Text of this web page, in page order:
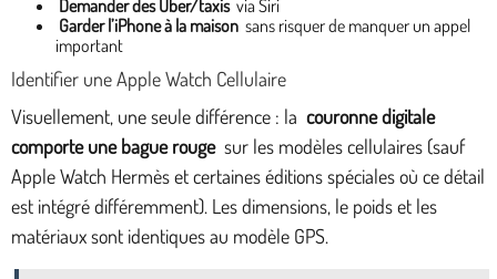
Demander des Uber/taxis via Siri
Garder l’iPhone à la maison sans risquer de manquer un appel
important
Identifier une Apple Watch Cellulaire
Visuellement, une seule différence : la couronne digitale
comporte une bague rouge sur les modèles cellulaires (sauf
Apple Watch Hermès et certaines éditions spéciales où ce détail
est intégré différemment). Les dimensions, le poids et les
matériaux sont identiques au modèle GPS.